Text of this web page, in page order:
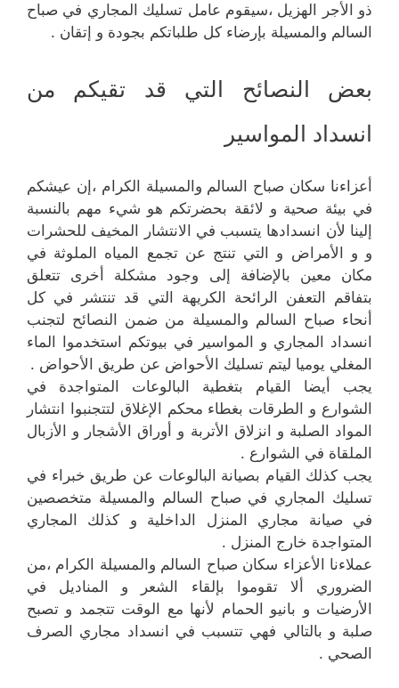
ذو الأجر الهزيل ،سيقوم عامل تسليك المجاري في صباح
السالم والمسيلة بإرضاء كل طلباتكم بجودة و إتقان .
بعض النصائح التي قد تقيكم من
انسداد المواسير
أعزاءنا سكان صباح السالم والمسيلة الكرام ،إن عيشكم
في بيئة صحية و لائقة بحضرتكم هو شيء مهم بالنسبة
إلينا لأن انسدادها يتسبب في الانتشار المخيف للحشرات
و و الأمراض و التي تنتج عن تجمع المياه الملوثة في
مكان معين بالإضافة إلى وجود مشكلة أخرى تتعلق
بتفاقم التعفن الرائحة الكريهة التي قد تنتشر في كل
أنحاء صباح السالم والمسيلة من ضمن النصائح لتجنب
انسداد المجاري و المواسير في بيوتكم استخدموا الماء
المغلي يوميا ليتم تسليك الأحواض عن طريق الأحواض .
يجب أيضا القيام بتغطية البالوعات المتواجدة في
الشوارع و الطرقات بغطاء محكم الإغلاق لتتجنبوا انتشار
المواد الصلبة و انزلاق الأتربة و أوراق الأشجار و الأزبال
الملقاة في الشوارع .
يجب كذلك القيام بصيانة البالوعات عن طريق خبراء في
تسليك المجاري في صباح السالم والمسيلة متخصصين
في صيانة مجاري المنزل الداخلية و كذلك المجاري
المتواجدة خارج المنزل .
عملاءنا الأعزاء سكان صباح السالم والمسيلة الكرام ،من
الضروري ألا تقوموا بإلقاء الشعر و المناديل في
الأرضيات و بانيو الحمام لأنها مع الوقت تتجمد و تصبح
صلبة و بالتالي فهي تتسبب في انسداد مجاري الصرف
الصحي .